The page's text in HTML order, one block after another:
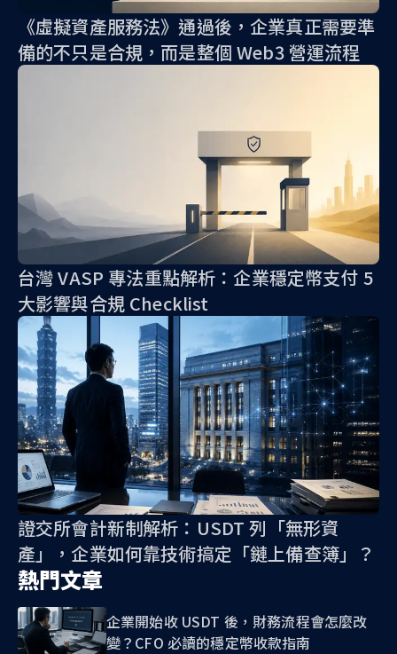
《虛擬資產服務法》通過後，企業真正需要準
備的不只是合規，而是整個 Web3 營運流程
台灣 VASP 專法重點解析：企業穩定幣支付 5
大影響與合規 Checklist
證交所會計新制解析：USDT 列「無形資
產」，企業如何靠技術搞定「鏈上備查簿」？
熱門文章
企業開始收 USDT 後，財務流程會怎麼改
變？CFO 必讀的穩定幣收款指南